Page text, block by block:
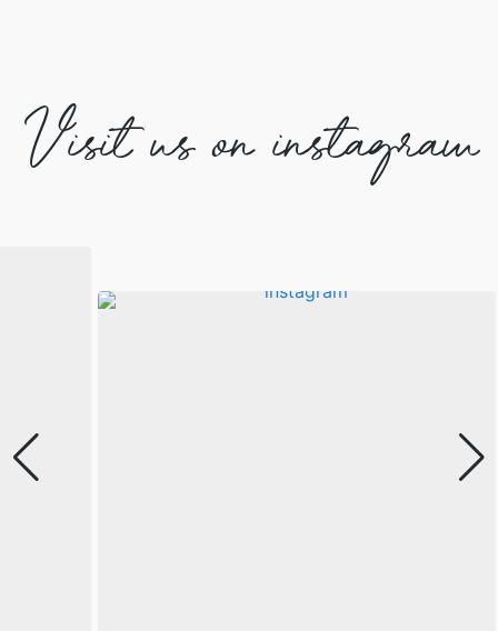
Visit us on instagram